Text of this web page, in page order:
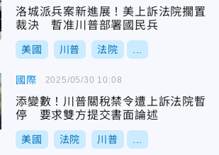
洛城派兵案新進展！美上訴法院擱置
裁決 暫准川普部署國民兵
美國 川普 法院
國際
添變數！川普關稅禁令遭上訴法院暫
停 要求雙方提交書面論述
美國 法院 川普
2025/05/30 10:08